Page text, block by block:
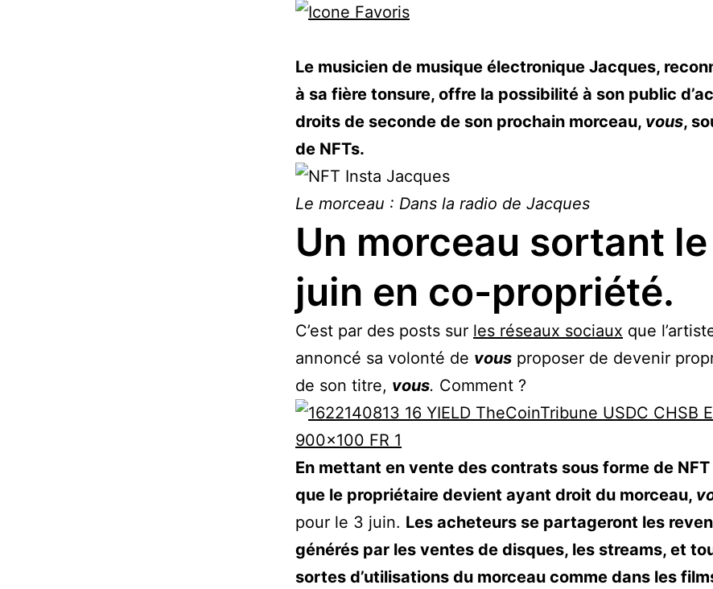
Le musicien de musique électronique Jacques,
à sa fière tonsure, offre la possibilité à son public
droits de seconde de son prochain morceau, vous,
de NFTs.
Le morceau : Dans la radio de Jacques
Un morceau sortant
juin en co-propriété.
C’est par des posts sur les réseaux sociaux que
annoncé sa volonté de vous proposer de devenir
de son titre, vous. Comment ?
En mettant en vente des contrats sous forme de
que le propriétaire devient ayant droit du morceau,
pour le 3 juin. Les acheteurs se partageront les
générés par les ventes de disques, les streams, et
sortes d’utilisations du morceau comme dans les